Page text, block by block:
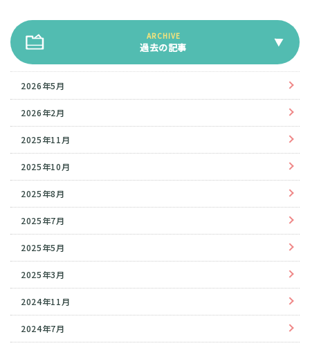
過去の記事
2026年5月
2026年2月
2025年11月
2025年10月
2025年8月
2025年7月
2025年5月
2025年3月
2024年11月
2024年7月